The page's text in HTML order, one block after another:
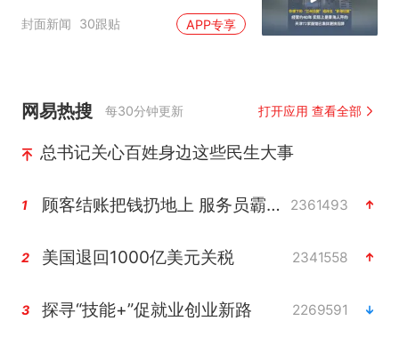
经营约40年，实际上是青
海人开的，天津72家面馆
封面新闻 30跟贴 APP专享
网易热搜 每30分钟更新 打开应用 查看全部
总书记关心百姓身边这些民生大事
1 顾客结账把钱扔地上 服务员霸气扔回 2361493
2 美国退回1000亿美元关税 2341558
3 探寻“技能+”促就业创业新路 2269591